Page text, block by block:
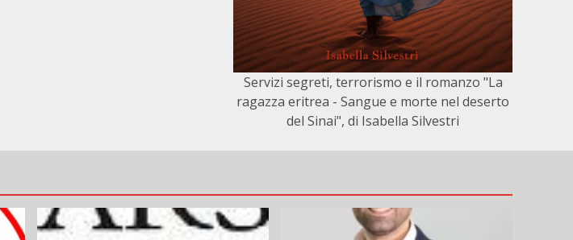
Servizi segreti, terrorismo e il romanzo "La
ragazza eritrea - Sangue e morte nel deserto
del Sinai", di Isabella Silvestri